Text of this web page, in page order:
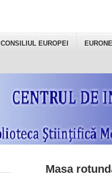
CONSILIUL EUROPEI
Masa